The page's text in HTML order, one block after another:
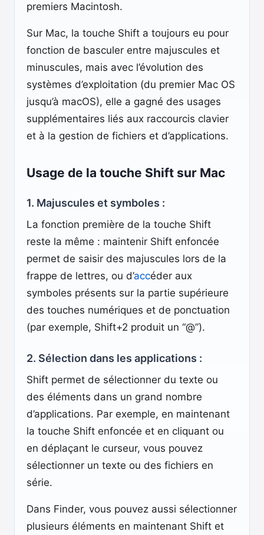
premiers Macintosh.
Sur Mac, la touche Shift a toujours eu pour
fonction de basculer entre majuscules et
minuscules, mais avec l’évolution des
systèmes d’exploitation (du premier Mac OS
jusqu’à macOS), elle a gagné des usages
supplémentaires liés aux raccourcis clavier
et à la gestion de fichiers et d’applications.
Usage de la touche Shift sur Mac
1. Majuscules et symboles :
La fonction première de la touche Shift
reste la même : maintenir Shift enfoncée
permet de saisir des majuscules lors de la
frappe de lettres, ou d’accéder aux
symboles présents sur la partie supérieure
des touches numériques et de ponctuation
(par exemple, Shift+2 produit un “@”).
2. Sélection dans les applications :
Shift permet de sélectionner du texte ou
des éléments dans un grand nombre
d’applications. Par exemple, en maintenant
la touche Shift enfoncée et en cliquant ou
en déplaçant le curseur, vous pouvez
sélectionner un texte ou des fichiers en
série.
Dans Finder, vous pouvez aussi sélectionner
plusieurs éléments en maintenant Shift et